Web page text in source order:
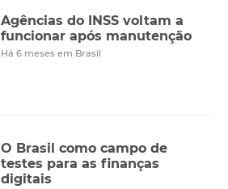
Agências do INSS voltam a
funcionar após manutenção
Há 6 meses em Brasil
O Brasil como campo de
testes para as finanças
digitais